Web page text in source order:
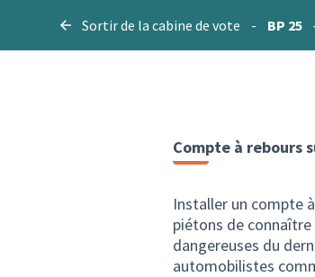
Sortir de la cabine de vote - BP 25
Compte à rebours
Installer un compte
piétons de
dangereuses du
automobilistes